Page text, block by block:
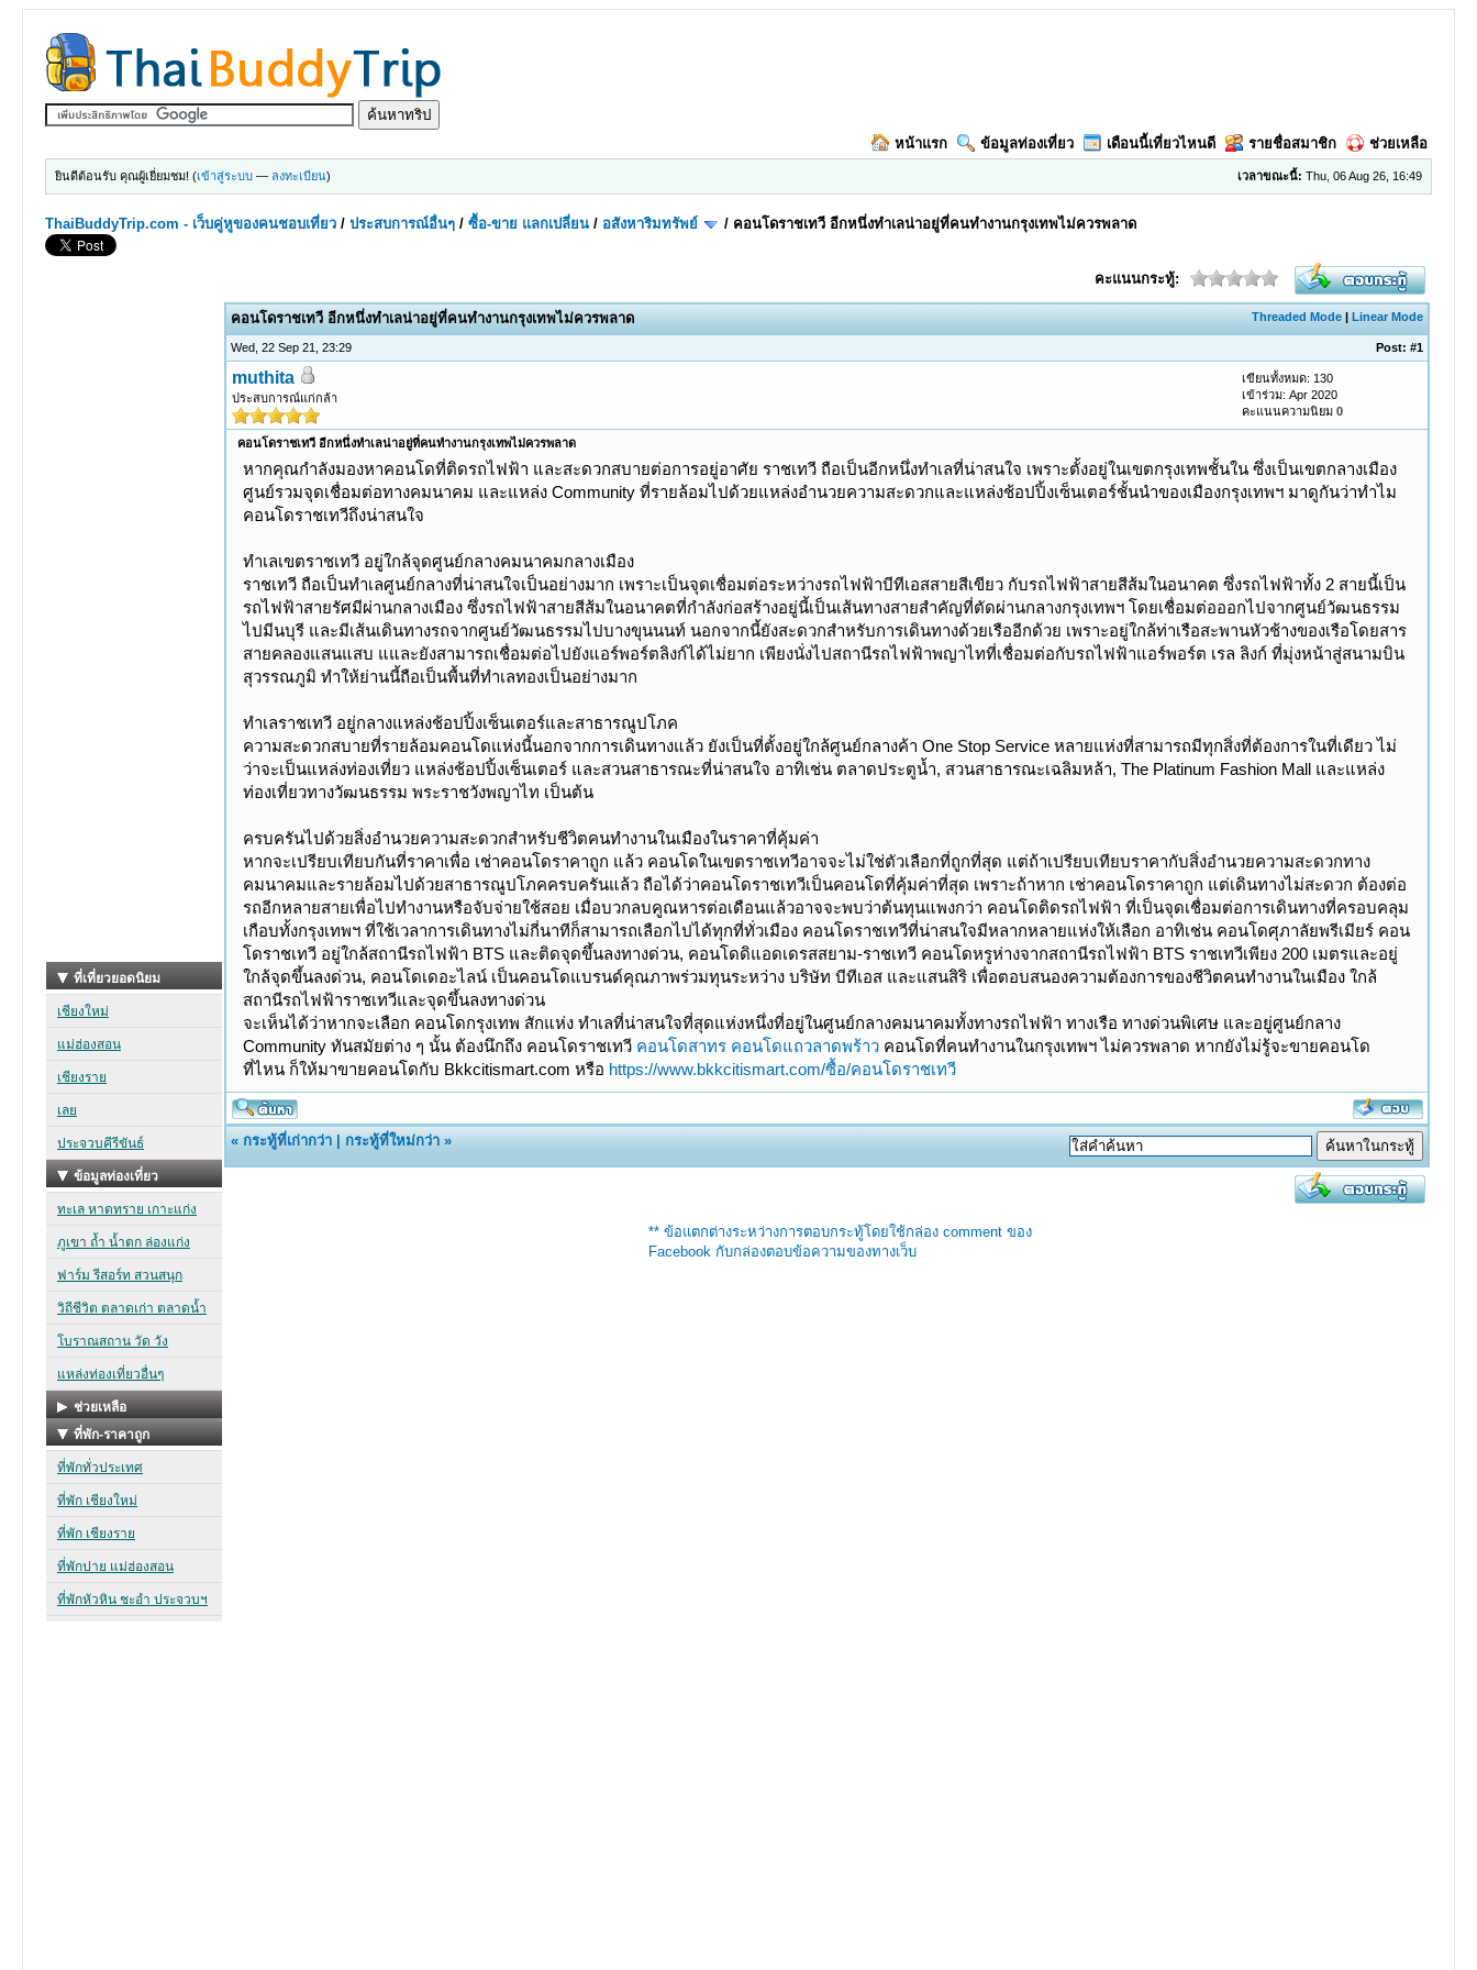
หน้าแรก ข้อมูลท่องเที่ยว เดือนนี้เที่ยวไหนดี รายชื่อสมาชิก ช่วยเหลือ
เวลาขณะนี้: Thu, 06 Aug 26, 16:49
ยินดีต้อนรับ คุณผู้เยี่ยมชม! (เข้าสู่ระบบ — ลงทะเบียน)
ThaiBuddyTrip.com - เว็บคู่หูของคนชอบเที่ยว /ประสบการณ์อื่นๆ /ซื้อ-ขาย แลกเปลี่ยน / อสังหาริมทรัพย์ / คอนโดราชเทวี อีกหนึ่งทำเลน่าอยู่ที่คนทำงานกรุงเทพไม่ควรพลาด
คะแนนกระทู้:
Threaded Mode |Linear Mode
คอนโดราชเทวี อีกหนึ่งทำเลน่าอยู่ที่คนทำงานกรุงเทพไม่ควรพลาด
Wed, 22 Sep 21, 23:29 Post:#1
muthita
ประสบการณ์แก่กล้า
เขียนทั้งหมด: 130
เข้าร่วม: Apr 2020
คะแนนความนิยม0
คอนโดราชเทวี อีกหนึ่งทำเลน่าอยู่ที่คนทำงานกรุงเทพไม่ควรพลาด
หากคุณกำลังมองหาคอนโดที่ติดรถไฟฟ้า และสะดวกสบายต่อการอยู่อาศัย ราชเทวี ถือเป็นอีกหนึ่งทำเลที่น่าสนใจ เพราะตั้งอยู่ในเขตกรุงเทพชั้นใน ซึ่งเป็นเขตกลางเมือง
ศูนย์รวมจุดเชื่อมต่อทางคมนาคม และแหล่ง Community ที่รายล้อมไปด้วยแหล่งอำนวยความสะดวกและแหล่งช้อปปิ้งเซ็นเตอร์ชั้นนำของเมืองกรุงเทพฯ มาดูกันว่าทำไม
คอนโดราชเทวีถึงน่าสนใจ
ทำเลเขตราชเทวี อยู่ใกล้จุดศูนย์กลางคมนาคมกลางเมือง
ราชเทวี ถือเป็นทำเลศูนย์กลางที่น่าสนใจเป็นอย่างมาก เพราะเป็นจุดเชื่อมต่อระหว่างรถไฟฟ้าบีทีเอสสายสีเขียว กับรถไฟฟ้าสายสีส้มในอนาคต ซึ่งรถไฟฟ้าทั้ง 2 สายนี้เป็น
รถไฟฟ้าสายรัศมีผ่านกลางเมือง ซึ่งรถไฟฟ้าสายสีส้มในอนาคตที่กำลังก่อสร้างอยู่นี้เป็นเส้นทางสายสำคัญที่ตัดผ่านกลางกรุงเทพฯ โดยเชื่อมต่อออกไปจากศูนย์วัฒนธรรม
ไปมีนบุรี และมีเส้นเดินทางรถจากศูนย์วัฒนธรรมไปบางขุนนนท์ นอกจากนี้ยังสะดวกสำหรับการเดินทางด้วยเรืออีกด้วย เพราะอยู่ใกล้ท่าเรือสะพานหัวช้างของเรือโดยสาร
สายคลองแสนแสบ แและยังสามารถเชื่อมต่อไปยังแอร์พอร์ตลิงก์ได้ไม่ยาก เพียงนั่งไปสถานีรถไฟฟ้าพญาไทที่เชื่อมต่อกับรถไฟฟ้าแอร์พอร์ต เรล ลิงก์ ที่มุ่งหน้าสู่สนามบิน
สุวรรณภูมิ ทำให้ย่านนี้ถือเป็นพื้นที่ทำเลทองเป็นอย่างมาก
ทำเลราชเทวี อยู่กลางแหล่งช้อปปิ้งเซ็นเตอร์และสาธารณูปโภค
ความสะดวกสบายที่รายล้อมคอนโดแห่งนี้นอกจากการเดินทางแล้ว ยังเป็นที่ตั้งอยู่ใกล้ศูนย์กลางค้า One Stop Service หลายแห่งที่สามารถมีทุกสิ่งที่ต้องการในที่เดียว ไม่
ว่าจะเป็นแหล่งท่องเที่ยว แหล่งช้อปปิ้งเซ็นเตอร์ และสวนสาธารณะที่น่าสนใจ อาทิเช่น ตลาดประตูน้ำ, สวนสาธารณะเฉลิมหล้า, The Platinum Fashion Mall และแหล่ง
ท่องเที่ยวทางวัฒนธรรม พระราชวังพญาไท เป็นต้น
ครบครันไปด้วยสิ่งอำนวยความสะดวกสำหรับชีวิตคนทำงานในเมืองในราคาที่คุ้มค่า
หากจะเปรียบเทียบกันที่ราคาเพื่อ เช่าคอนโดราคาถูก แล้ว คอนโดในเขตราชเทวีอาจจะไม่ใช่ตัวเลือกที่ถูกที่สุด แต่ถ้าเปรียบเทียบราคากับสิ่งอำนวยความสะดวกทาง
คมนาคมและรายล้อมไปด้วยสาธารณูปโภคครบครันแล้ว ถือได้ว่าคอนโดราชเทวีเป็นคอนโดที่คุ้มค่าที่สุด เพราะถ้าหาก เช่าคอนโดราคาถูก แต่เดินทางไม่สะดวก ต้องต่อ
รถอีกหลายสายเพื่อไปทำงานหรือจับจ่ายใช้สอย เมื่อบวกลบคูณหารต่อเดือนแล้วอาจจะพบว่าต้นทุนแพงกว่า คอนโดติดรถไฟฟ้า ที่เป็นจุดเชื่อมต่อการเดินทางที่ครอบคลุม
เกือบทั้งกรุงเทพฯ ที่ใช้เวลาการเดินทางไม่กี่นาทีก็สามารถเลือกไปได้ทุกที่ทั่วเมือง คอนโดราชเทวีที่น่าสนใจมีหลากหลายแห่งให้เลือก อาทิเช่น คอนโดศุภาลัยพรีเมียร์ คอน
โดราชเทวี อยู่ใกล้สถานีรถไฟฟ้า BTS และติดจุดขึ้นลงทางด่วน, คอนโดดิแอดเดรสสยาม-ราชเทวี คอนโดหรูห่างจากสถานีรถไฟฟ้า BTS ราชเทวีเพียง 200 เมตรและอยู่
ใกล้จุดขึ้นลงด่วน, คอนโดเดอะไลน์ เป็นคอนโดแบรนด์คุณภาพร่วมทุนระหว่าง บริษัท บีทีเอส และแสนสิริ เพื่อตอบสนองความต้องการของชีวิตคนทำงานในเมือง ใกล้
สถานีรถไฟฟ้าราชเทวีและจุดขึ้นลงทางด่วน
จะเห็นได้ว่าหากจะเลือก คอนโดกรุงเทพ สักแห่ง ทำเลที่น่าสนใจที่สุดแห่งหนึ่งที่อยู่ในศูนย์กลางคมนาคมทั้งทางรถไฟฟ้า ทางเรือ ทางด่วนพิเศษ และอยู่ศูนย์กลาง
Community ทันสมัยต่าง ๆ นั้น ต้องนึกถึง คอนโดราชเทวี คอนโดสาทร คอนโดแถวลาดพร้าว คอนโดที่คนทำงานในกรุงเทพฯ ไม่ควรพลาด หากยังไม่รู้จะขายคอนโด
ที่ไหน ก็ให้มาขายคอนโดกับ Bkkcitismart.com หรือ https://www.bkkcitismart.com/ซื้อ/คอนโดราชเทวี
«กระทู้ที่เก่ากว่า |กระทู้ที่ใหม่กว่า »
** ข้อแตกต่างระหว่างการตอบกระทู้โดยใช้กล่อง comment ของ
Facebook กับกล่องตอบข้อความของทางเว็บ